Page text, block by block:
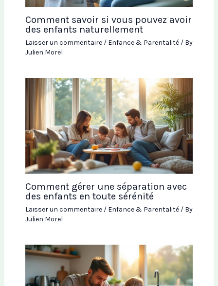
Comment savoir si vous pouvez avoir
des enfants naturellement
Laisser un commentaire / Enfance & Parentalité/ By
Julien Morel
Comment gérer une séparation avec
des enfants en toute sérénité
Laisser un commentaire / Enfance & Parentalité/ By
Julien Morel